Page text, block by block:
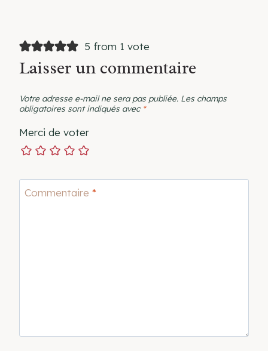
5 from 1 vote
Laisser un commentaire
Votre adresse e-mail ne sera pas publiée. Les champs
obligatoires sont indiqués avec *
Merci de voter
Commentaire *